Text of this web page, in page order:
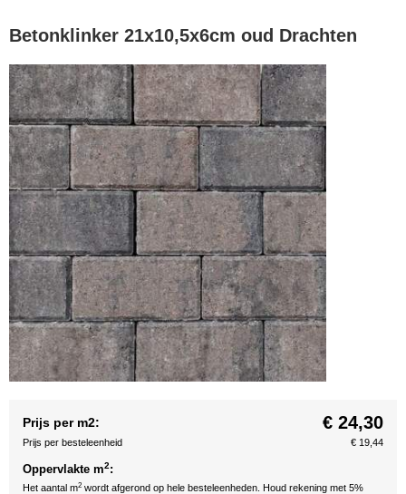
Betonklinker 21x10,5x6cm oud Drachten
Prijs per m2: € 24,30
Prijs per besteleenheid € 19,44
Oppervlakte m2:
Het aantal m2 wordt afgerond op hele besteleenheden. Houd rekening met 5%